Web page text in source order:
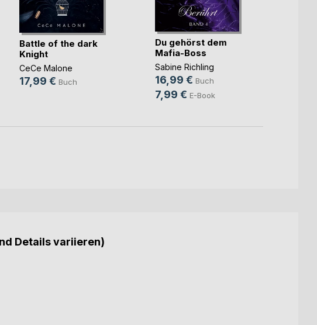
Battle of the dark
Knight
CeCe Malone
17,99 € Buch
Du gehörst dem
Mafia-Boss
Sabine Richling
16,99 € Buch
7,99 € E-Book
Details variieren)